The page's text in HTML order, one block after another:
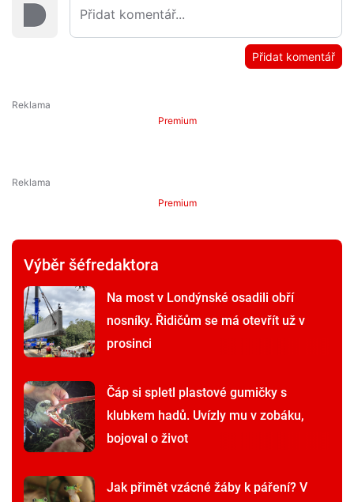
Přidat komentář
Premium
Premium
Výběr šéfredaktora
Na most v Londýnské osadili obří
nosníky. Řidičům se má otevřít už v
prosinci
Čáp si spletl plastové gumičky s
klubkem hadů. Uvízly mu v zobáku,
bojoval o život
Jak přimět vzácné žáby k páření? V